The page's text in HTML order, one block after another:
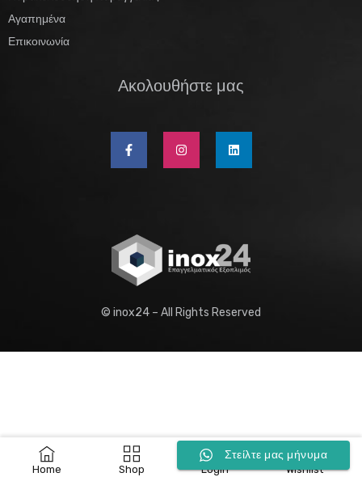
Home Shop Login Wishlist
Αγαπημένα
Επικοινωνία
Ακολουθήστε μας
© inox24 – All Rights Reserved
Στείλτε μας μήνυμα